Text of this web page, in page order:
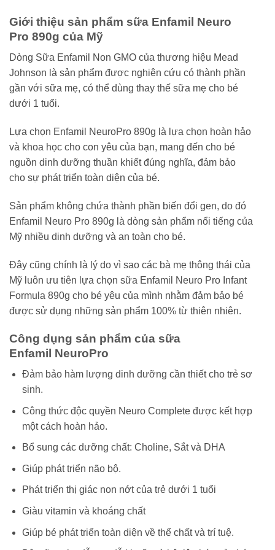
Giới thiệu sản phẩm sữa Enfamil Neuro
Pro 890g của Mỹ
Dòng Sữa Enfamil Non GMO của thương hiệu Mead
Johnson là sản phẩm được nghiên cứu có thành phần
gần với sữa mẹ, có thể dùng thay thế sữa mẹ cho bé
dưới 1 tuổi.
Lựa chọn Enfamil NeuroPro 890g là lựa chọn hoàn hảo
và khoa học cho con yêu của bạn, mang đến cho bé
nguồn dinh dưỡng thuần khiết đúng nghĩa, đảm bảo
cho sự phát triển toàn diện của bé.
Sản phẩm không chứa thành phần biến đổi gen, do đó
Enfamil Neuro Pro 890g là dòng sản phẩm nổi tiếng của
Mỹ nhiều dinh dưỡng và an toàn cho bé.
Đây cũng chính là lý do vì sao các bà mẹ thông thái của
Mỹ luôn ưu tiên lựa chọn sữa Enfamil Neuro Pro Infant
Formula 890g cho bé yêu của mình nhằm đảm bảo bé
được sử dụng những sản phẩm 100% từ thiên nhiên.
Công dụng sản phẩm của sữa
Enfamil NeuroPro
Đảm bảo hàm lượng dinh dưỡng cần thiết cho trẻ sơ
sinh.
Công thức độc quyền Neuro Complete được kết hợp
một cách hoàn hảo.
Bổ sung các dưỡng chất: Choline, Sắt và DHA
Giúp phát triển não bộ.
Phát triển thị giác non nớt của trẻ dưới 1 tuổi
Giàu vitamin và khoáng chất
Giúp bé phát triển toàn diện về thể chất và trí tuệ.